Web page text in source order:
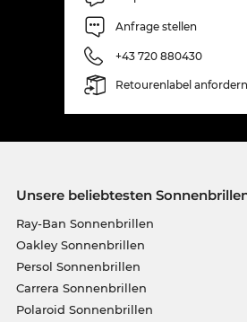
Anfrage stellen
+43 720 880430
Retourenlabel anfordern
Unsere beliebtesten
Ray-Ban Sonnenbrillen
Oakley Sonnenbrillen
Persol Sonnenbrillen
Carrera Sonnenbrillen
Polaroid Sonnenbrillen